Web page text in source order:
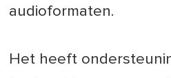
audioformaten.
Het heeft